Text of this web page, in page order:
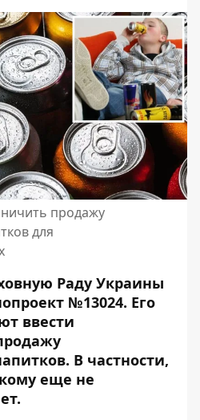
продажу
для
Раду Украины
№13024. Его
ввести
В частности,
кому еще не